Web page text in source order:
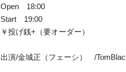
Open 18:00
Start 19:00
￥投げ銭+（要オーダー）
出演/金城正（フェーシ） /